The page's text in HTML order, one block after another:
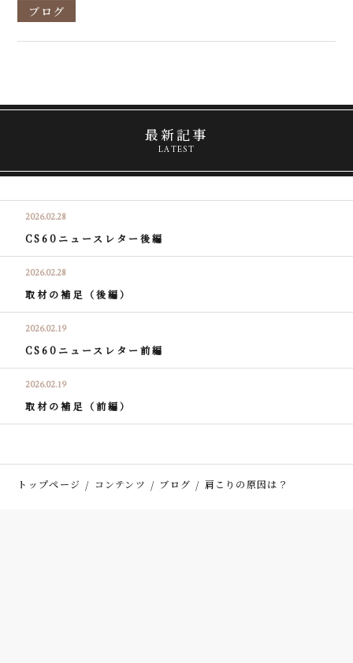
ブログ
最新記事
LATEST
2026.02.28
CS60ニュースレター後編
2026.02.28
取材の補足（後編）
2026.02.19
CS60ニュースレター前編
2026.02.19
取材の補足（前編）
トップページ コンテンツ ブログ 肩こりの原因は？